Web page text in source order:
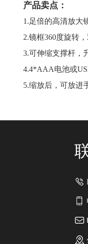
产品卖点：
1.足倍的高清放大
2.镜框360度旋转
3.可伸缩支撑杆，
4.4*AAA电池或
5.缩放后，可放进